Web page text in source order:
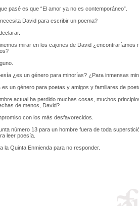
pasé es que “El amor ya no es contemporáneo”.
David para escribir un poema?
mirar en los cajones de David ¿encontraríamos
¿es un género para minorías? ¿Para inmensas
es un género para poetas y amigos y familiares de
actual ha perdido muchas cosas, muchos
de menos, David?
con los más desfavorecidos.
número 13 para un hombre fuera de toda
leer poesía.
la Quinta Enmienda para no responder.